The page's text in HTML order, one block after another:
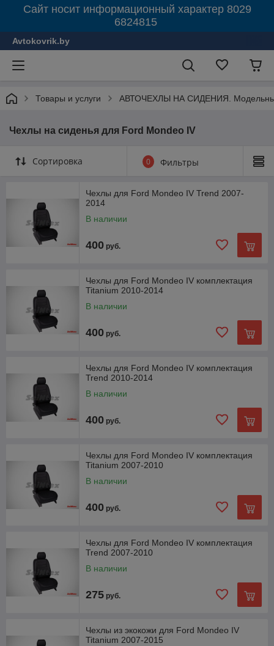
Сайт носит информационный характер 8029
6824815
Avtokovrik.by
Товары и услуги АВТОЧЕХЛЫ НА СИДЕНИЯ.
Чехлы на сиденья для Ford Mondeo IV
Сортировка 0 Фильтры
Чехлы для Ford Mondeo IV Trend 2007-
2014
В наличии
400 руб.
Чехлы для Ford Mondeo IV комплектация
Titanium 2010-2014
В наличии
400 руб.
Чехлы для Ford Mondeo IV комплектация
Trend 2010-2014
В наличии
400 руб.
Чехлы для Ford Mondeo IV комплектация
Titanium 2007-2010
В наличии
400 руб.
Чехлы для Ford Mondeo IV комплектация
Trend 2007-2010
В наличии
275 руб.
Чехлы из экокожи для Ford Mondeo IV
Titanium 2007-2015